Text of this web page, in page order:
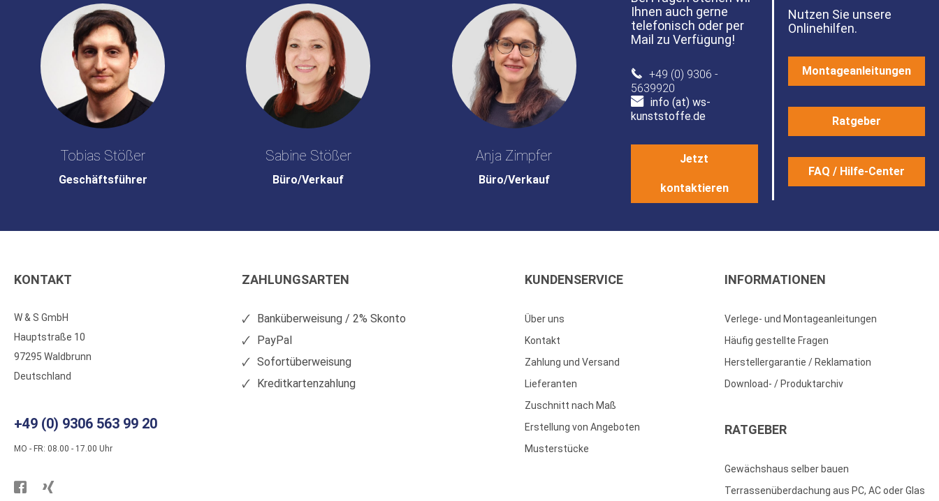
Tobias Stößer
Geschäftsführer
Sabine Stößer
Büro/Verkauf
Anja Zimpfer
Büro/Verkauf
Ihnen auch gerne
telefonisch oder per
Mail zu Verfügung!
+49 (0) 9306 -
5639920
info (at) ws-
kunststoffe.de
Jetzt
kontaktieren
Nutzen Sie unsere
Onlinehilfen.
Montageanleitungen
Ratgeber
FAQ / Hilfe-Center
KONTAKT
W & S GmbH
Hauptstraße 10
97295 Waldbrunn
Deutschland
+49 (0) 9306 563 99 20
MO - FR: 08.00 - 17.00 Uhr
Besuchen
ZAHLUNGSARTEN
Banküberweisung / 2% Skonto
PayPal
Sofortüberweisung
Kreditkartenzahlung
KUNDENSERVICE
Über uns
Kontakt
Zahlung und Versand
Lieferanten
Zuschnitt nach Maß
Erstellung von Angeboten
Musterstücke
INFORMATIONEN
Verlege- und Montageanleitungen
Häufig gestellte Fragen
Herstellergarantie / Reklamation
Download- / Produktarchiv
RATGEBER
Gewächshaus selber bauen
Terrassenüberdachung aus PC, AC oder Glas